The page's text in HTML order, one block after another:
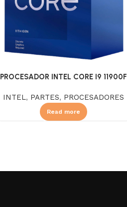
PROCESADOR INTEL CORE I9 11900F
INTEL, PARTES, PROCESADORES
Read more